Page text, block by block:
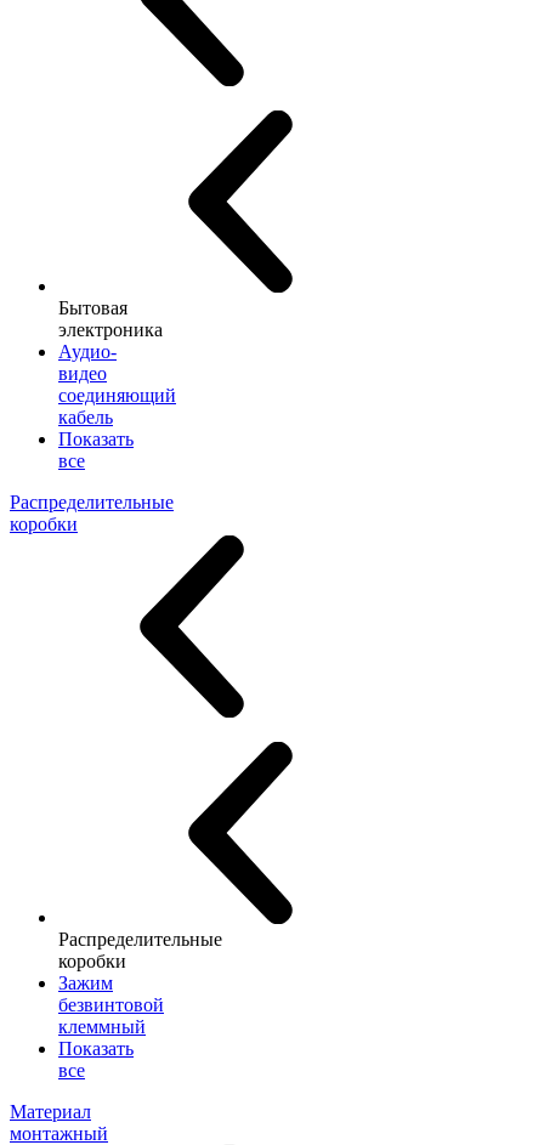
Бытовая
электроника
Аудио-
видео
соединяющий
кабель
Показать
все
Распределительные
коробки
Распределительные
коробки
Зажим
безвинтовой
клеммный
Показать
все
Материал
монтажный